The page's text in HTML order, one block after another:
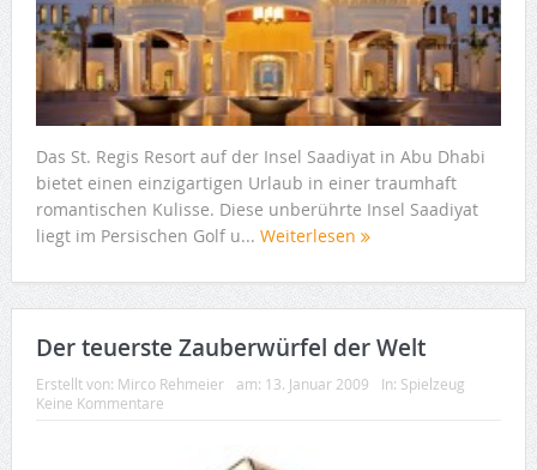
Das St. Regis Resort auf der Insel Saadiyat in Abu Dhabi
bietet einen einzigartigen Urlaub in einer traumhaft
romantischen Kulisse. Diese unberührte Insel Saadiyat
liegt im Persischen Golf u... Weiterlesen
Der teuerste Zauberwürfel der Welt
Erstellt von: Mirco Rehmeier am: 13. Januar 2009 In: Spielzeug
Keine Kommentare